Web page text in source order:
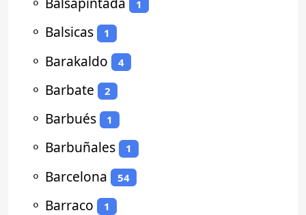
1
⚬ Balsicas 1
⚬ Barakaldo 4
⚬ Barbate 2
⚬ Barbués 1
⚬ Barbuñales 1
⚬ Barcelona 54
⚬ Barraco 1